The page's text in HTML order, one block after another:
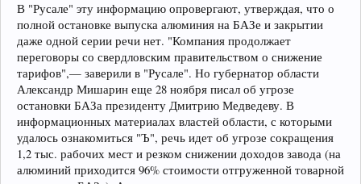
В "Русале" эту информацию опровергают, утверждая, что о
полной остановке выпуска алюминия на БАЗе и закрытии
даже одной серии речи нет. "Компания продолжает
переговоры со свердловским правительством о снижение
тарифов",— заверили в "Русале". Но губернатор области
Александр Мишарин еще 28 ноября писал об угрозе
остановки БАЗа президенту Дмитрию Медведеву. В
информационных материалах властей области, с которыми
удалось ознакомиться "Ъ", речь идет об угрозе сокращения
1,2 тыс. рабочих мест и резком снижении доходов завода (на
алюминий приходится 96% стоимости отгруженной товарной